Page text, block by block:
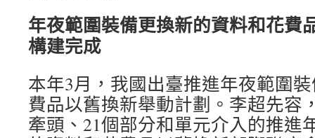
年夜範圍裝備更換新的資料和花費
構建完成
本年3月，我國出臺推進年夜範圍
費品以舊換新舉動計劃。李超先容
牽頭、21個部分和單元介入的推進